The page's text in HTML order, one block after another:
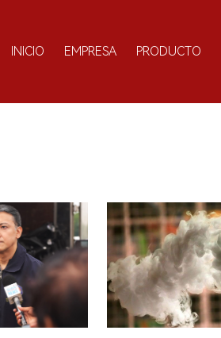
INICIO EMPRESA PRODUCTO